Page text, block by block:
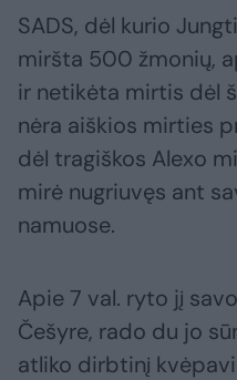
SADS, dėl kurio
miršta 500 žmonių,
ir netikėta mirtis dėl
nėra aiškios mirties
dėl tragiškos Alexo
mirė nugriuvęs ant
namuose.
Apie 7 val. ryto jį
Češyre, rado du jo
atliko dirbtinį